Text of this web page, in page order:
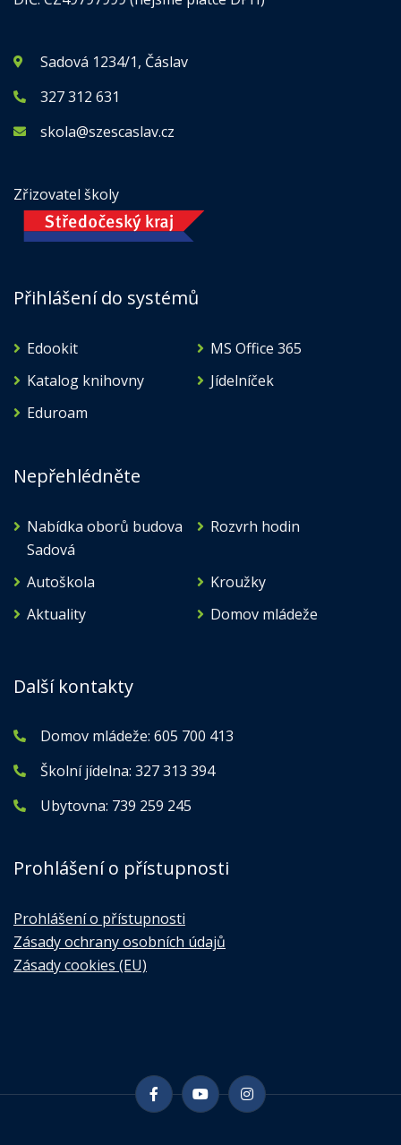
Sadová 1234/1, Čáslav
327 312 631
skola@szescaslav.cz
Zřizovatel školy
Přihlášení do systémů
Edookit
MS Office 365
Katalog knihovny
Jídelníček
Eduroam
Nepřehlédněte
Nabídka oborů budova
Sadová
Rozvrh hodin
Autoškola
Kroužky
Aktuality
Domov mládeže
Další kontakty
Domov mládeže: 605 700 413
Školní jídelna: 327 313 394
Ubytovna: 739 259 245
Prohlášení o přístupnosti
Prohlášení o přístupnosti
Zásady ochrany osobních údajů
Zásady cookies (EU)